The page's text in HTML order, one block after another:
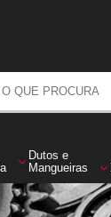
Dutos e
Mangueiras